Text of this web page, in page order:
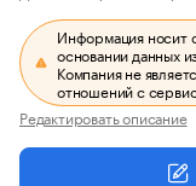
Информация носит
основании данных
Компания не
отношений с
Редактировать описание